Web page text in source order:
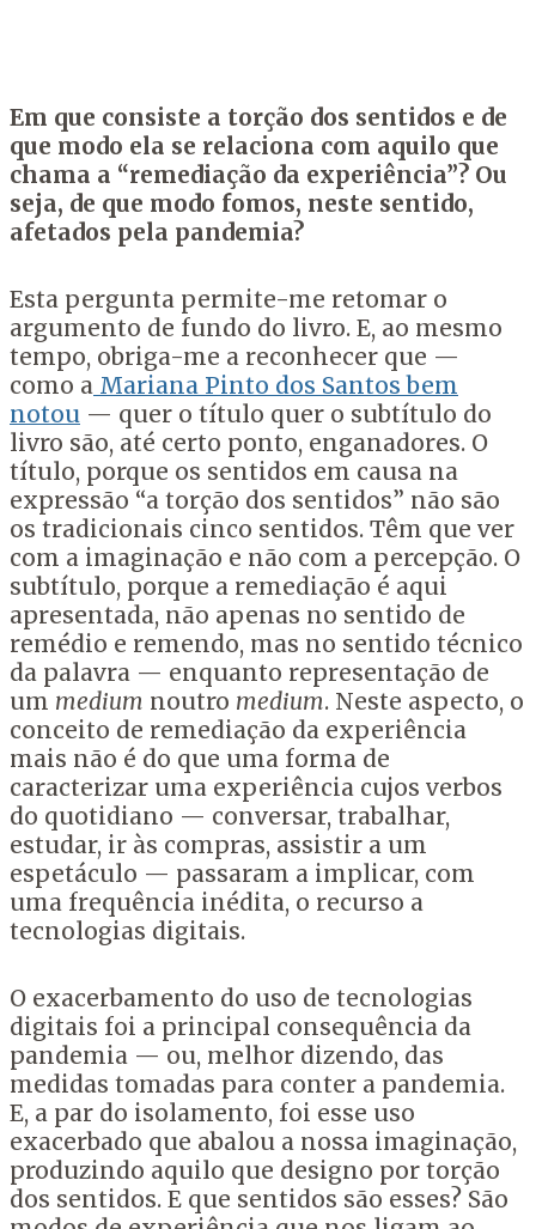
Em que consiste a torção dos sentidos e de
que modo ela se relaciona com aquilo que
chama a “remediação da experiência”? Ou
seja, de que modo fomos, neste sentido,
afetados pela pandemia?
Esta pergunta permite-me retomar o
argumento de fundo do livro. E, ao mesmo
tempo, obriga-me a reconhecer que —
como a Mariana Pinto dos Santos bem
notou — quer o título quer o subtítulo do
livro são, até certo ponto, enganadores. O
título, porque os sentidos em causa na
expressão “a torção dos sentidos” não são
os tradicionais cinco sentidos. Têm que ver
com a imaginação e não com a percepção. O
subtítulo, porque a remediação é aqui
apresentada, não apenas no sentido de
remédio e remendo, mas no sentido técnico
da palavra — enquanto representação de
um medium noutro medium. Neste aspecto, o
conceito de remediação da experiência
mais não é do que uma forma de
caracterizar uma experiência cujos verbos
do quotidiano — conversar, trabalhar,
estudar, ir às compras, assistir a um
espetáculo — passaram a implicar, com
uma frequência inédita, o recurso a
tecnologias digitais.
O exacerbamento do uso de tecnologias
digitais foi a principal consequência da
pandemia — ou, melhor dizendo, das
medidas tomadas para conter a pandemia.
E, a par do isolamento, foi esse uso
exacerbado que abalou a nossa imaginação,
produzindo aquilo que designo por torção
dos sentidos. E que sentidos são esses? São